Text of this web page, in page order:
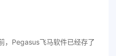
Pegasus飞马软件已经存了